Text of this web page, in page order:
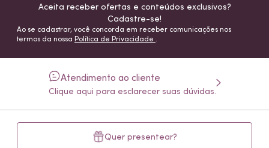
Aceita receber ofertas e conteúdos exclusivos?
Cadastre-se!
Ao se cadastrar, você concorda em receber comunicações nos
termos da nossa Política de Privacidade
Atendimento ao cliente
Clique aqui para esclarecer suas dúvidas.
Quer presentear?